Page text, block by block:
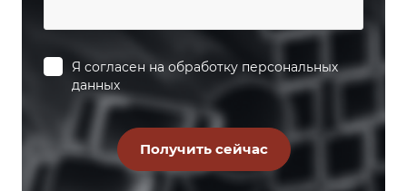
Я согласен на обработку персональных
данных